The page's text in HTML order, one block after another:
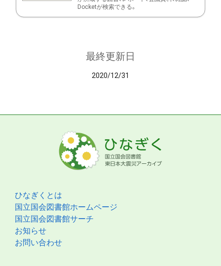
Docketが検索できる。
最終更新日
2020/12/31
ひなぎくとは
国立国会図書館ホームページ
国立国会図書館サーチ
お知らせ
お問い合わせ